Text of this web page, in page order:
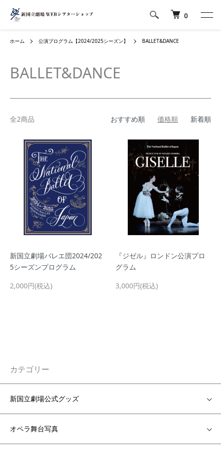
0
ホーム 公演プログラム【2024/2025シーズン】 BALLET&DANCE
BALLET&DANCE
全2商品 おすすめ順 価格順 新着順
新国立劇場バレエ団2024/202
5シーズンプログラム
2,000円(税込)
『ジゼル』ロンドン公演プロ
グラム
3,000円(税込)
カテゴリー
新国立劇場公式グッズ
オペラ舞台写真